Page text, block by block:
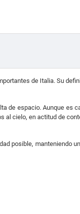
de Italia. Su
de espacio. Aunque es
al cielo, en actitud de
posible, manteniendo